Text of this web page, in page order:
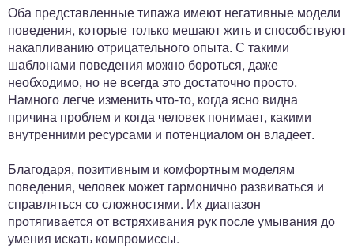
Оба представленные типажа имеют негативные модели
поведения, которые только мешают жить и способствуют
накапливанию отрицательного опыта. С такими
шаблонами поведения можно бороться, даже
необходимо, но не всегда это достаточно просто.
Намного легче изменить что-то, когда ясно видна
причина проблем и когда человек понимает, какими
внутренними ресурсами и потенциалом он владеет.
Благодаря, позитивным и комфортным моделям
поведения, человек может гармонично развиваться и
справляться со сложностями. Их диапазон
протягивается от встряхивания рук после умывания до
умения искать компромиссы.